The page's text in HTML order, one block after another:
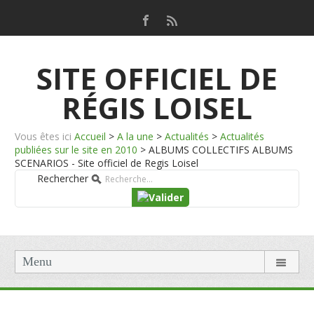
SITE OFFICIEL DE
RÉGIS LOISEL
Vous êtes ici Accueil > A la une > Actualités > Actualités
publiées sur le site en 2010 > ALBUMS COLLECTIFS ALBUMS
SCENARIOS - Site officiel de Regis Loisel
Rechercher
Menu